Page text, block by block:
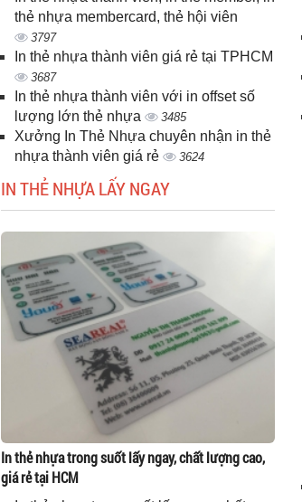
thẻ nhựa membercard, thẻ hội viên
3797
In thẻ nhựa thành viên giá rẻ tại TPHCM
3687
In thẻ nhựa thành viên với in offset số
lượng lớn thẻ nhựa
3485
Xưởng In Thẻ Nhựa chuyên nhận in thẻ
nhựa thành viên giá rẻ
3624
IN THẺ NHỰA LẤY NGAY
In thẻ nhựa trong suốt lấy ngay, chất lượng cao,
giá rẻ tại HCM